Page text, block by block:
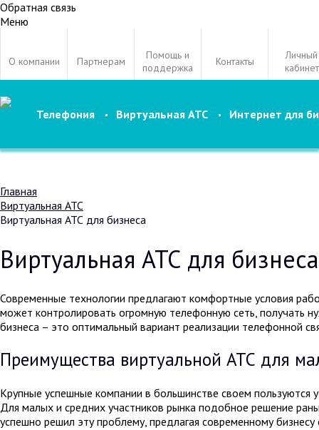
Обратная связь
Меню
О компании Партнерам
Помощь и
поддержка
Контакты
Личный
кабинет
Телефония Виртуальная АТС Интернет для
Главная
Виртуальная АТС
Виртуальная АТС для бизнеса
Виртуальная АТС для бизнеса
Современные технологии предлагают комфортные условия
может контролировать огромную телефонную сеть, получать
бизнеса – это оптимальный вариант реализации телефонной
Преимущества виртуальной АТС для
Крупные успешные компании в большинстве своем пользуются
Для малых и средних участников рынка подобное решение
успешно решил эту проблему, предлагая современному